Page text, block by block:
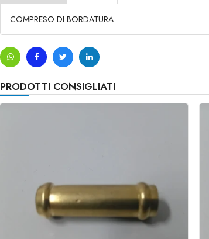
COMPRESO DI BORDATURA
PRODOTTI CONSIGLIATI